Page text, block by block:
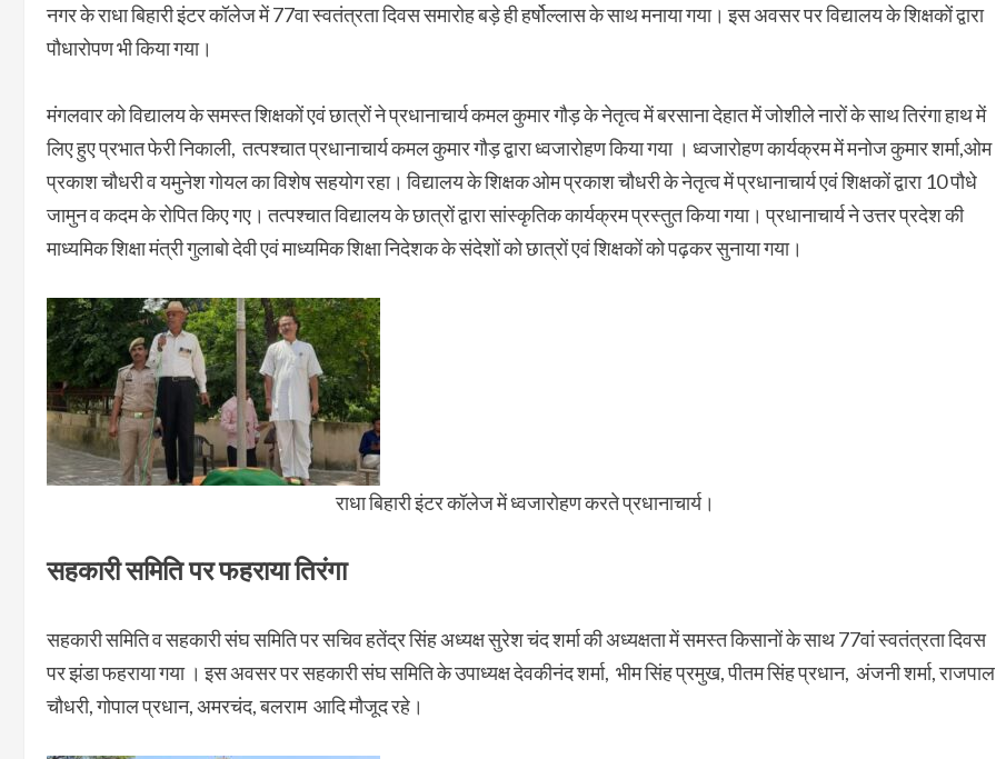
नगर के राधा बिहारी इंटर कॉलेज में 77वा स्वतंत्रता दिवस समारोह बड़े ही हर्षोल्लास के साथ मनाया गया। इस अवसर पर विद्यालय के शिक्षकों द्वारा
पौधारोपण भी किया गया।
मंगलवार को विद्यालय के समस्त शिक्षकों एवं छात्रों ने प्रधानाचार्य कमल कुमार गौड़ के नेतृत्व में बरसाना देहात में जोशीले नारों के साथ तिरंगा हाथ में
लिए हुए प्रभात फेरी निकाली, तत्पश्चात प्रधानाचार्य कमल कुमार गौड़ द्वारा ध्वजारोहण किया गया । ध्वजारोहण कार्यक्रम में मनोज कुमार शर्मा,ओम
प्रकाश चौधरी व यमुनेश गोयल का विशेष सहयोग रहा। विद्यालय के शिक्षक ओम प्रकाश चौधरी के नेतृत्व में प्रधानाचार्य एवं शिक्षकों द्वारा 10 पौधे
जामुन व कदम के रोपित किए गए। तत्पश्चात विद्यालय के छात्रों द्वारा सांस्कृतिक कार्यक्रम प्रस्तुत किया गया। प्रधानाचार्य ने उत्तर प्रदेश की
माध्यमिक शिक्षा मंत्री गुलाबो देवी एवं माध्यमिक शिक्षा निदेशक के संदेशों को छात्रों एवं शिक्षकों को पढ़कर सुनाया गया।
राधा बिहारी इंटर कॉलेज में ध्वजारोहण करते प्रधानाचार्य।
सहकारी समिति पर फहराया तिरंगा
सहकारी समिति व सहकारी संघ समिति पर सचिव हतेंद्र सिंह अध्यक्ष सुरेश चंद शर्मा की अध्यक्षता में समस्त किसानों के साथ 77वां स्वतंत्रता दिवस
पर झंडा फहराया गया । इस अवसर पर सहकारी संघ समिति के उपाध्यक्ष देवकीनंद शर्मा, भीम सिंह प्रमुख, पीतम सिंह प्रधान, अंजनी शर्मा, राजपाल
चौधरी, गोपाल प्रधान, अमरचंद, बलराम आदि मौजूद रहे।